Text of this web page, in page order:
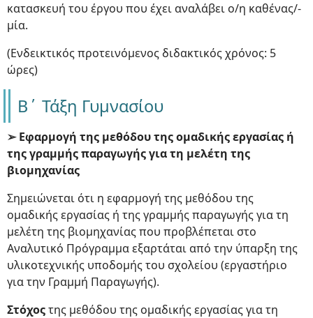
κατασκευή του έργου που έχει αναλάβει ο/η καθένας/-
μία.
(Ενδεικτικός προτεινόμενος διδακτικός χρόνος: 5
ώρες)
Β΄ Τάξη Γυμνασίου
➢ Εφαρμογή της μεθόδου της ομαδικής εργασίας ή
της γραμμής παραγωγής για τη μελέτη της
βιομηχανίας
Σημειώνεται ότι η εφαρμογή της μεθόδου της
ομαδικής εργασίας ή της γραμμής παραγωγής για τη
μελέτη της βιομηχανίας που προβλέπεται στο
Αναλυτικό Πρόγραμμα εξαρτάται από την ύπαρξη της
υλικοτεχνικής υποδομής του σχολείου (εργαστήριο
για την Γραμμή Παραγωγής).
Στόχοςτης μεθόδου της ομαδικής εργασίας για τη